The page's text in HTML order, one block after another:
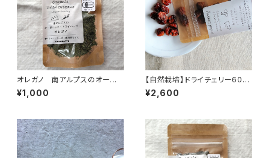
オレガノ 南アルプスのオーガ
ニック・ドライハーブ
¥1,000
【自然栽培】ドライチェリー60
ｇ 南アルプスのオーガニック・
ドライフルーツ
¥2,600